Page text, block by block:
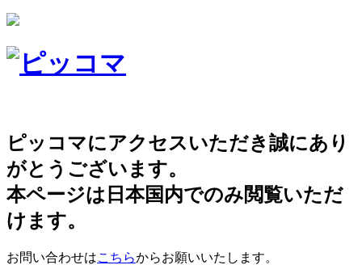
ピッコマにアクセスいただき誠にあり
がとうございます。
本ページは日本国内でのみ閲覧いただ
けます。
お問い合わせはこちらからお願いいたします。